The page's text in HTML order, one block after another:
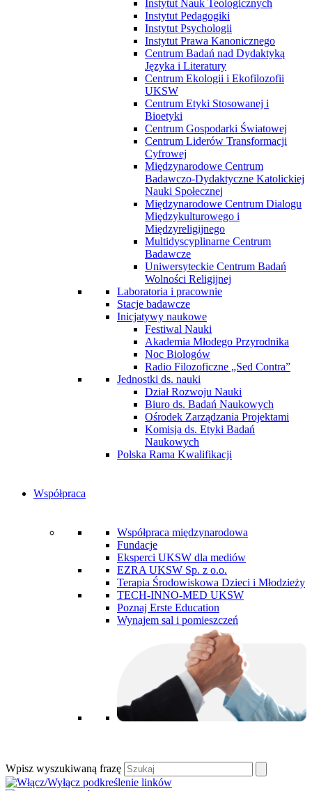
Instytut Nauk Teologicznych
Instytut Pedagogiki
Instytut Psychologii
Instytut Prawa Kanonicznego
Centrum Badań nad Dydaktyką
Języka i Literatury
Centrum Ekologii i Ekofilozofii
UKSW
Centrum Etyki Stosowanej i
Bioetyki
Centrum Gospodarki Światowej
Centrum Liderów Transformacji
Cyfrowej
Międzynarodowe Centrum
Badawczo-Dydaktyczne Katolickiej
Nauki Społecznej
Międzynarodowe Centrum Dialogu
Międzykulturowego i
Międzyreligijnego
Multidyscyplinarne Centrum
Badawcze
Uniwersyteckie Centrum Badań
Wolności Religijnej
Laboratoria i pracownie
Stacje badawcze
Inicjatywy naukowe
Festiwal Nauki
Akademia Młodego Przyrodnika
Noc Biologów
Radio Filozoficzne „Sed Contra”
Jednostki ds. nauki
Dział Rozwoju Nauki
Biuro ds. Badań Naukowych
Ośrodek Zarządzania Projektami
Komisja ds. Etyki Badań
Naukowych
Polska Rama Kwalifikacji
Współpraca
Współpraca międzynarodowa
Fundacje
Eksperci UKSW dla mediów
EZRA UKSW Sp. z o.o.
Terapia Środowiskowa Dzieci i Młodzieży
TECH-INNO-MED UKSW
Poznaj Erste Education
Wynajem sal i pomieszczeń
Wpisz wyszukiwaną frazę